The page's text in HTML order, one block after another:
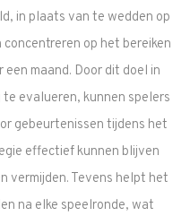
in plaats van te wedden op
op het bereiken
maand. Door dit doel in
evalueren, kunnen spelers
gebeurtenissen tijdens het
effectief kunnen blijven
vermijden. Tevens helpt het
na elke speelronde, wat